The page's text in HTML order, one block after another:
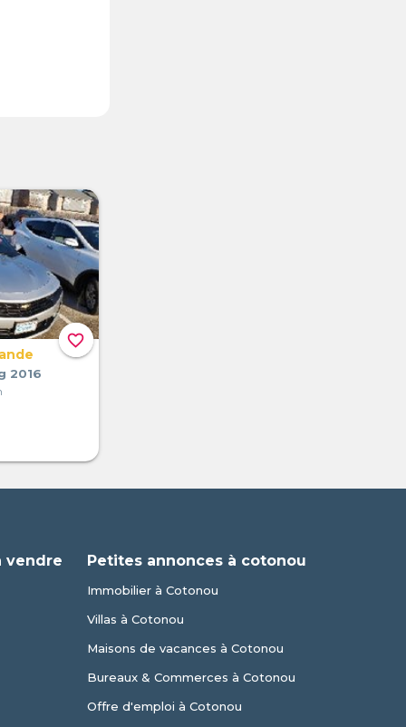
favorite_border
2016
vendre Petites annonces à cotonou
Immobilier à Cotonou
Villas à Cotonou
Maisons de vacances à Cotonou
Bureaux & Commerces à Cotonou
Offre d'emploi à Cotonou